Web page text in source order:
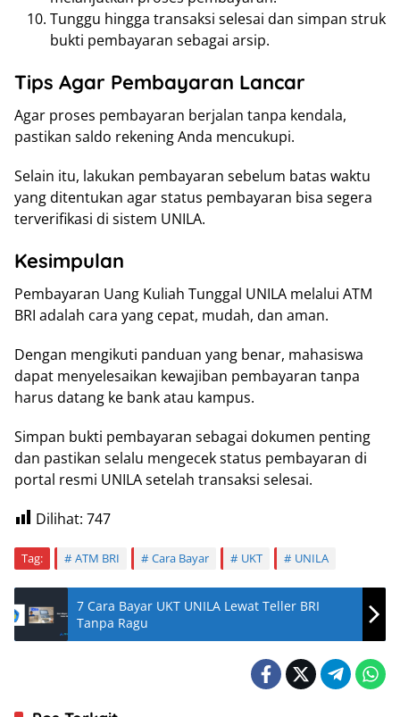
Tunggu hingga transaksi selesai dan simpan struk
bukti pembayaran sebagai arsip.
Tips Agar Pembayaran Lancar
Agar proses pembayaran berjalan tanpa kendala,
pastikan saldo rekening Anda mencukupi.
Selain itu, lakukan pembayaran sebelum batas waktu
yang ditentukan agar status pembayaran bisa segera
terverifikasi di sistem UNILA.
Kesimpulan
Pembayaran Uang Kuliah Tunggal UNILA melalui ATM
BRI adalah cara yang cepat, mudah, dan aman.
Dengan mengikuti panduan yang benar, mahasiswa
dapat menyelesaikan kewajiban pembayaran tanpa
harus datang ke bank atau kampus.
Simpan bukti pembayaran sebagai dokumen penting
dan pastikan selalu mengecek status pembayaran di
portal resmi UNILA setelah transaksi selesai.
Dilihat: 747
Tag: ATM BRI Cara Bayar UKT UNILA
7 Cara Bayar UKT UNILA Lewat Teller BRI
Tanpa Ragu